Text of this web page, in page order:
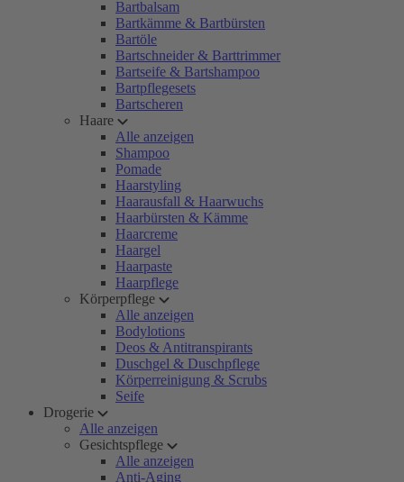
Bartbalsam
Bartkämme & Bartbürsten
Bartöle
Bartschneider & Barttrimmer
Bartseife & Bartshampoo
Bartpflegesets
Bartscheren
Haare
Alle anzeigen
Shampoo
Pomade
Haarstyling
Haarausfall & Haarwuchs
Haarbürsten & Kämme
Haarcreme
Haargel
Haarpaste
Haarpflege
Körperpflege
Alle anzeigen
Bodylotions
Deos & Antitranspirants
Duschgel & Duschpflege
Körperreinigung & Scrubs
Seife
Drogerie
Alle anzeigen
Gesichtspflege
Alle anzeigen
Anti-Aging